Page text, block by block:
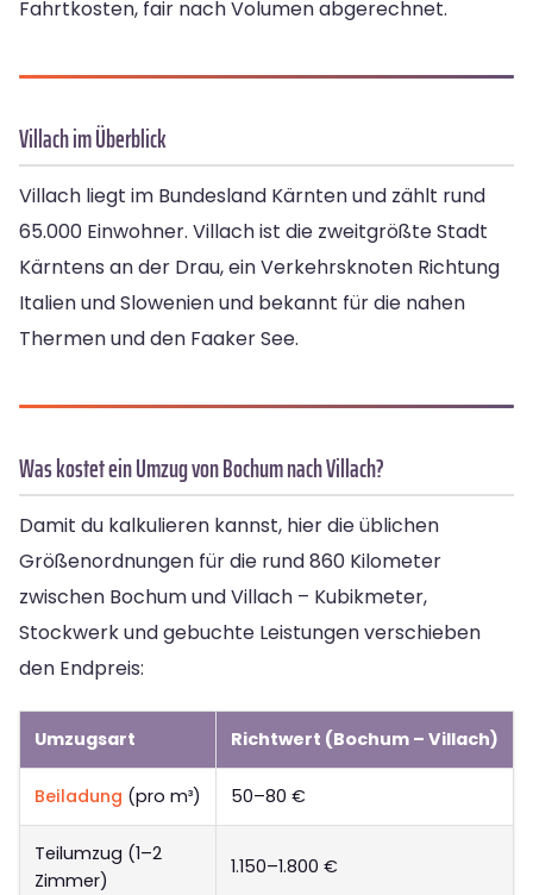
Fahrtkosten, fair nach Volumen abgerechnet.
Villach im Überblick
Villach liegt im Bundesland Kärnten und zählt rund
65.000 Einwohner. Villach ist die zweitgrößte Stadt
Kärntens an der Drau, ein Verkehrsknoten Richtung
Italien und Slowenien und bekannt für die nahen
Thermen und den Faaker See.
Was kostet ein Umzug von Bochum nach Villach?
Damit du kalkulieren kannst, hier die üblichen
Größenordnungen für die rund 860 Kilometer
zwischen Bochum und Villach – Kubikmeter,
Stockwerk und gebuchte Leistungen verschieben
den Endpreis:
Umzugsart Richtwert (Bochum – Villach)
Beiladung (pro m³) 50–80 €
Teilumzug (1–2
Zimmer)
1.150–1.800 €